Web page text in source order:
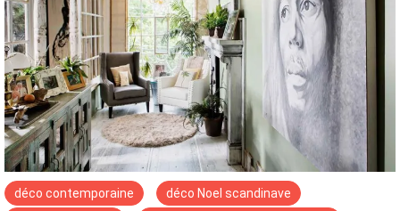
déco contemporaine
déco Noel scandinave